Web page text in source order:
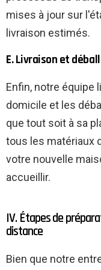
mises à jour sur
livraison estimés.
E. Livraison et
Enfin, notre équipe
domicile et les
que tout soit à sa
tous les matériaux
votre nouvelle
accueillir.
IV. Étapes de
distance
Bien que notre